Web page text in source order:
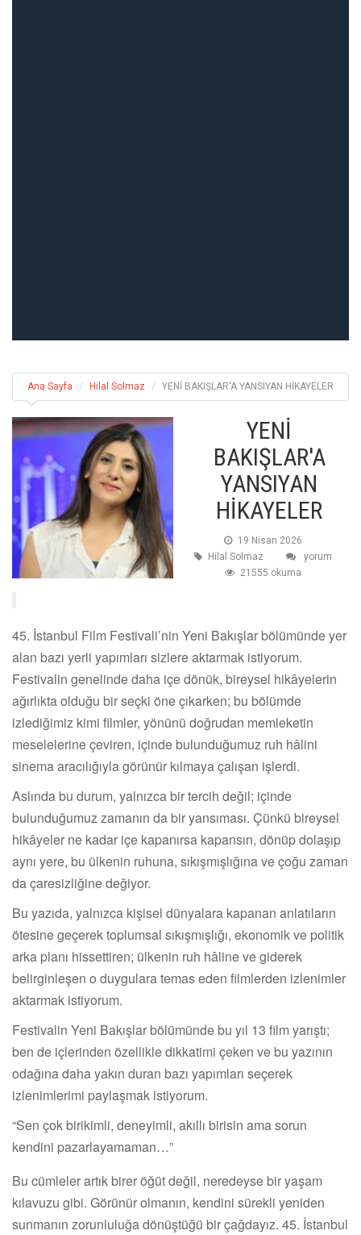
Ana Sayfa Hilal Solmaz YENİ BAKIŞLAR'A YANSIYAN HİKAYELER
YENİ
BAKIŞLAR'A
YANSIYAN
HİKAYELER
19 Nisan 2026
Hilal Solmaz
yorum
21555 okuma
45. İstanbul Film Festivali’nin Yeni Bakışlar bölümünde yer
alan bazı yerli yapımları sizlere aktarmak istiyorum.
Festivalin genelinde daha içe dönük, bireysel hikâyelerin
ağırlıkta olduğu bir seçki öne çıkarken; bu bölümde
izlediğimiz kimi filmler, yönünü doğrudan memleketin
meselelerine çeviren, içinde bulunduğumuz ruh hâlini
sinema aracılığıyla görünür kılmaya çalışan işlerdi.
Aslında bu durum, yalnızca bir tercih değil; içinde
bulunduğumuz zamanın da bir yansıması. Çünkü bireysel
hikâyeler ne kadar içe kapanırsa kapansın, dönüp dolaşıp
aynı yere, bu ülkenin ruhuna, sıkışmışlığına ve çoğu zaman
da çaresizliğine değiyor.
Bu yazıda, yalnızca kişisel dünyalara kapanan anlatıların
ötesine geçerek toplumsal sıkışmışlığı, ekonomik ve politik
arka planı hissettiren; ülkenin ruh hâline ve giderek
belirginleşen o duygulara temas eden filmlerden izlenimler
aktarmak istiyorum.
Festivalin Yeni Bakışlar bölümünde bu yıl 13 film yarıştı;
ben de içlerinden özellikle dikkatimi çeken ve bu yazının
odağına daha yakın duran bazı yapımları seçerek
izlenimlerimi paylaşmak istiyorum.
“Sen çok birikimli, deneyimli, akıllı birisin ama sorun
kendini pazarlayamaman…”
Bu cümleler artık birer öğüt değil, neredeyse bir yaşam
kılavuzu gibi. Görünür olmanın, kendini sürekli yeniden
sunmanın zorunluluğa dönüştüğü bir çağdayız. 45. İstanbul